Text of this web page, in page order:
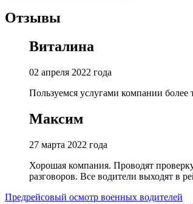
Отзывы
Виталина
02 апреля 2022 года
Пользуемся услугами компании более
Максим
27 марта 2022 года
Хорошая компания. Проводят
разговоров. Все водители выходят в
Навигация
Предрейсовый осмотр военных водителей